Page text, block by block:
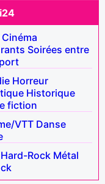
Cinéma
Soirées entre
Horreur
Historique
fiction
VTT Danse
Hard-Rock Métal